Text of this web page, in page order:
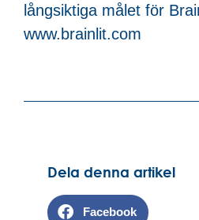
långsiktiga målet för
www.brainlit.com
Dela denna artikel
Facebook